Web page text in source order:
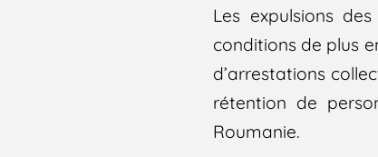
Les expulsions
conditions de plus
d’arrestations
rétention de
Roumanie.